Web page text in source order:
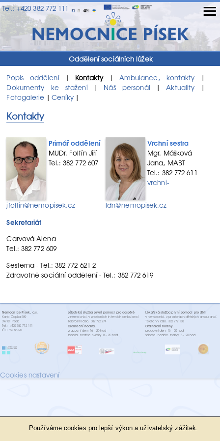
Tel.: +420 382 772 111 ≡
Oddělení sociálních lůžek
Popis oddělení| Kontakty| Ambulance, kontakty |
Dokumenty ke stažení| Náš personál |Aktuality |
Fotogalerie | Ceníky |
Kontakty
Primář oddělení
MUDr. Foltín Jiří
Tel.: 382 772 607
jfoltin@nemopisek.cz
Vrchní sestra
Mgr. Mášková
Jana, MABT
Tel.: 382 772 611
vrchni-
ldn@nemopisek.cz
Sekretariát
Carvová Alena
Tel.: 382 772 609
Sesterna - Tel.: 382 772 621-2
Zdravotně sociální oddělení - Tel.: 382 772 619
Nemocnice Písek, a.s.
Karla Čapka 589
397 01 Písek
Tel.: +420 382 772 111
IČO: 26095190
Lékařská služba první pomoci pro dospělé
v nemocnici, v prostorách interních ambulancí
Telefonní číslo: 382 772 274
Ordinační hodiny:
pracovní den: 16 - 20 hod
sobota, neděle, svátky: 8 - 20 hod
Lékařská služba první pomoci pro děti
v nemocnici, v prostorách dětských ambulancí.
Telefonní číslo: 382 772 180
Ordinační hodiny:
pracovní den: 16 - 20 hod
sobota, neděle, svátky: 8 - 20 hod
Cookies nastavení
Používáme cookies pro lepší výkon a uživatelský zážitek.